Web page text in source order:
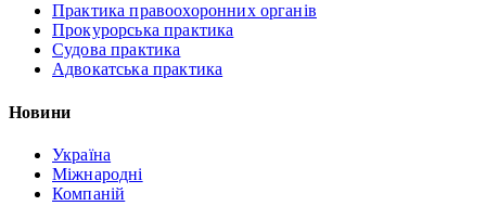
Практика правоохоронних органів
Прокурорська практика
Судова практика
Адвокатська практика
Новини
Україна
Міжнародні
Компаній